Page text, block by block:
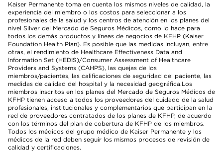
Kaiser Permanente toma en cuenta los mismos niveles de calidad, la
experiencia del miembro o los costos para seleccionar a los
profesionales de la salud y los centros de atención en los planes del
nivel Silver del Mercado de Seguros Médicos, como lo hace para
todos los demás productos y líneas de negocios de KFHP (Kaiser
Foundation Health Plan). Es posible que las medidas incluyan, entre
otras, el rendimiento de Healthcare Effectiveness Data and
Information Set (HEDIS)/Consumer Assessment of Healthcare
Providers and Systems (CAHPS), las quejas de los
miembros/pacientes, las calificaciones de seguridad del paciente, las
medidas de calidad del hospital y la necesidad geográfica.Los
miembros inscritos en los planes del Mercado de Seguros Médicos de
KFHP tienen acceso a todos los proveedores del cuidado de la salud
profesionales, institucionales y complementarios que participan en la
red de proveedores contratados de los planes de KFHP, de acuerdo
con los términos del plan de cobertura de KFHP de los miembros.
Todos los médicos del grupo médico de Kaiser Permanente y los
médicos de la red deben seguir los mismos procesos de revisión de
calidad y certificaciones.